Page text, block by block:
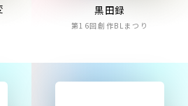
黒田録
第16回創作BLまつり